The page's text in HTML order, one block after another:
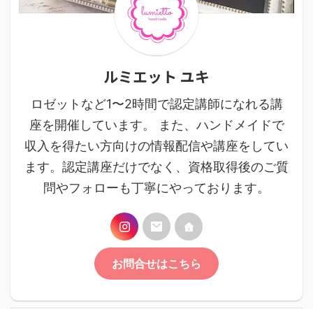
ルミエット ユキ
ロゼットなど1〜2時間で認定講師になれる講
座を開催しています。 また、ハンドメイドで
収入を得たい方向けの情報配信や講座をしてい
ます。認定講座だけでなく、資格取得後のご質
問やフォローも丁寧にやっております。
お問合せはこちら